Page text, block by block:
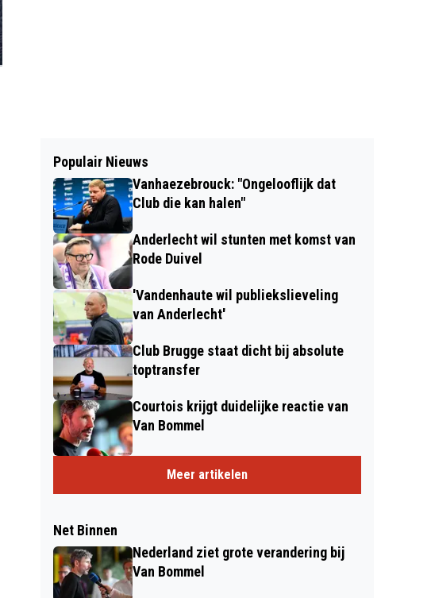
Populair Nieuws
Vanhaezebrouck: "Ongelooflijk dat
Club die kan halen"
Anderlecht wil stunten met komst van
Rode Duivel
'Vandenhaute wil publiekslieveling
van Anderlecht'
Club Brugge staat dicht bij absolute
toptransfer
Courtois krijgt duidelijke reactie van
Van Bommel
Meer artikelen
Net Binnen
Nederland ziet grote verandering bij
Van Bommel